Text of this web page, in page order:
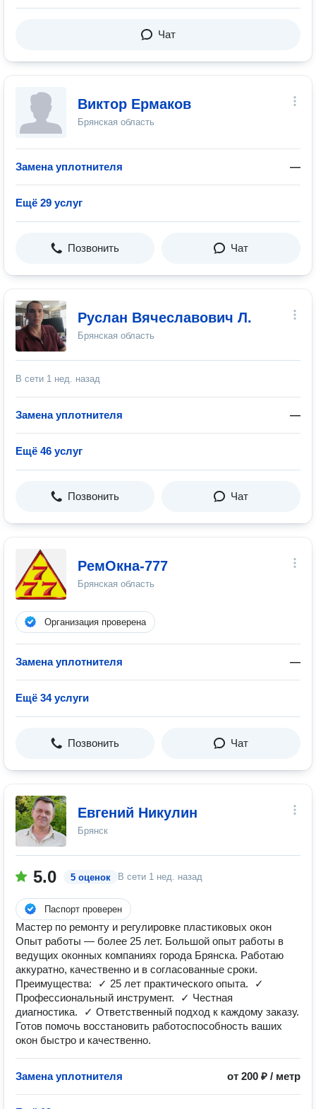
Чат
Виктор Ермаков
Брянская область
Замена уплотнителя —
Ещё 29 услуг
Позвонить Чат
Руслан Вячеславович Л.
Брянская область
В сети 1 нед. назад
Замена уплотнителя —
Ещё 46 услуг
Позвонить Чат
РемОкна-777
Брянская область
Организация проверена
Замена уплотнителя —
Ещё 34 услуги
Позвонить Чат
Евгений Никулин
Брянск
5.0 5 оценок В сети 1 нед. назад
Паспорт проверен
Мастер по ремонту и регулировке пластиковых окон
Опыт работы — более 25 лет. Большой опыт работы в
ведущих оконных компаниях города Брянска. Работаю
аккуратно, качественно и в согласованные сроки.
Преимущества: ✓ 25 лет практического опыта. ✓
Профессиональный инструмент. ✓ Честная
диагностика. ✓ Ответственный подход к каждому заказу.
Готов помочь восстановить работоспособность ваших
окон быстро и качественно.
Замена уплотнителя от 200 ₽ / метр